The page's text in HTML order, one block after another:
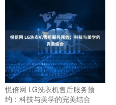
悦倍网 LG洗衣机售后服务预
约：科技与美学的完美结合